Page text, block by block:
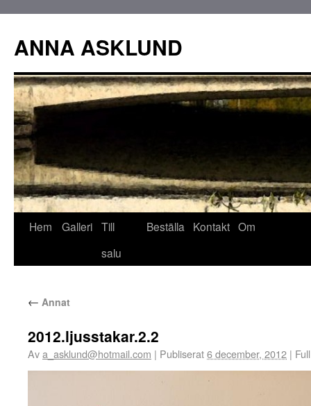
ANNA ASKLUND
Hem Galleri Till
salu
Beställa Kontakt Om
← Annat
2012.ljusstakar.2.2
Ava_asklund@hotmail.com | Publiserat6 december, 2012 |